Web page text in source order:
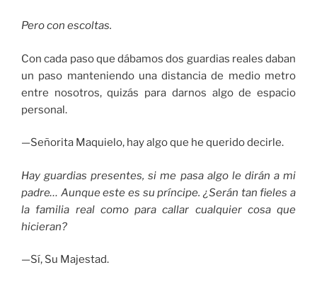
Pero con escoltas.
Con cada paso que dábamos dos guardias reales daban
un paso manteniendo una distancia de medio metro
entre nosotros, quizás para darnos algo de espacio
personal.
—Señorita Maquielo, hay algo que he querido decirle.
Hay guardias presentes, si me pasa algo le dirán a mi
padre… Aunque este es su príncipe. ¿Serán tan fieles a
la familia real como para callar cualquier cosa que
hicieran?
—Sí, Su Majestad.